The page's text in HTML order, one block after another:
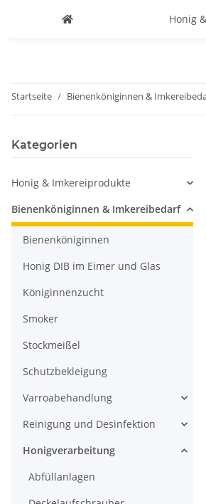
Honig
Startseite Bienenköniginnen &
Kategorien
Honig & Imkereiprodukte
Bienenköniginnen & Imkereibedarf
Bienenköniginnen
Honig DIB im Eimer und Glas
Königinnenzucht
Smoker
Stockmeißel
Schutzbekleigung
Varroabehandlung
Reinigung und Desinfektion
Honigverarbeitung
Abfüllanlagen